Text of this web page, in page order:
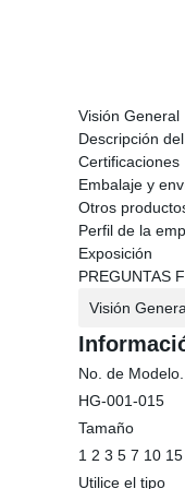
Visión General
Descripción
Certificaciones
Embalaje y
Otros
Perfil de la
Exposición
PREGUNTAS
Visión
No. de Modelo.
HG-001-015
Tamaño
1 2 3 5 7 10
Utilice el tipo